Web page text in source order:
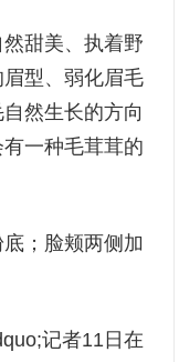
甜美、执着野
型、弱化眉毛
然生长的方向
一种毛茸茸的
；脸颊两侧加
记者11日在